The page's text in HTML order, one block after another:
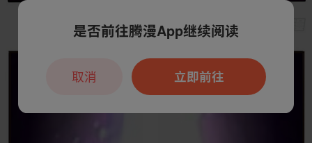
是否前往腾漫App继续阅读
立即前往
取消